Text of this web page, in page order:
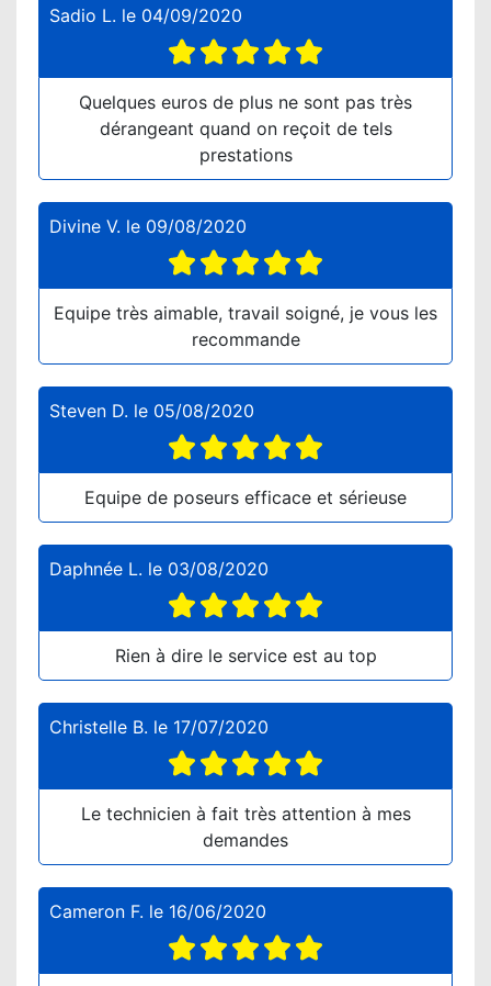
Sadio L. le 04/09/2020
Quelques euros de plus ne sont pas très
dérangeant quand on reçoit de tels
prestations
Divine V. le 09/08/2020
Equipe très aimable, travail soigné, je vous les
recommande
Steven D. le 05/08/2020
Equipe de poseurs efficace et sérieuse
Daphnée L. le 03/08/2020
Rien à dire le service est au top
Christelle B. le 17/07/2020
Le technicien à fait très attention à mes
demandes
Cameron F. le 16/06/2020